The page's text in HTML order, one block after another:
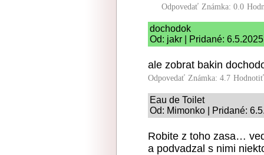
Odpovedať Známka: 0.0
dochodok
Od: jakr | Pridané:
ale zobrat bakin
Odpovedať Známka: 4.7
Eau de Toilet
Od: Mimonko | Pridané:
Robite z toho zasa…
a podvadzal s nimi